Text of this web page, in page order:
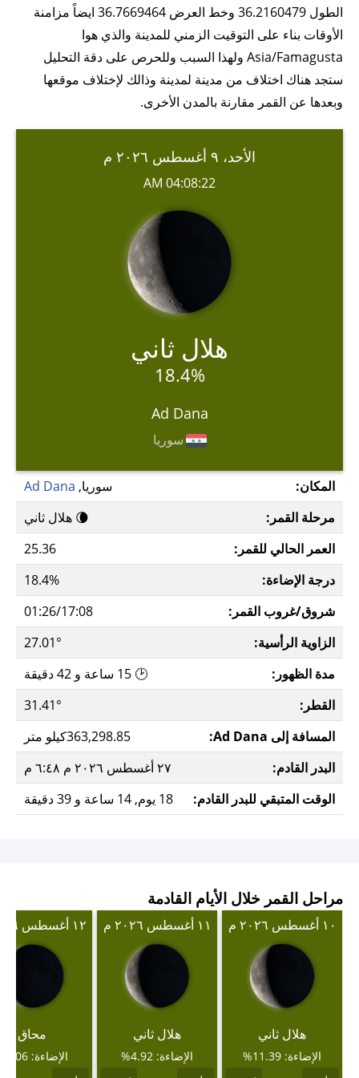
الطول 36.2160479 وخط العرض 36.7669464 ايضاً مزامنة
الأوقات بناء على التوقيت الزمني للمدينة والذي هوا
Asia/Famagusta ولهذا السبب وللحرص على دقة التحليل
ستجد هناك اختلاف من مدينة لمدينة وذالك لإختلاف موقعها
وبعدها عن القمر مقارنة بالمدن الأخرى.
الأحد، ٩ أغسطس ٢٠٢٦ م
04:08:22 AM
هلال ثاني
18.4%
Ad Dana
سوريا
المكان: سوريا, Ad Dana
مرحلة القمر:
🌘 هلال ثاني
العمر الحالي للقمر:
25.36
درجة الإضاءة:
18.4%
شروق/غروب القمر:
01:26/17:08
الزاوية الرأسية:
27.01°
مدة الظهور:
🕑 15 ساعة و 42 دقيقة
القطر:
31.41°
المسافة إلى Ad Dana:
363,298.85كيلو متر
البدر القادم:
٢٧ أغسطس ٢٠٢٦ م ٦:٤٨ م
الوقت المتبقي للبدر القادم:
18 يوم, 14 ساعة و 39 دقيقة
مراحل القمر خلال الأيام القادمة
١٠ أغسطس ٢٠٢٦ م
هلال ثاني
الإضاءة: 11.39%
١١ أغسطس ٢٠٢٦ م
هلال ثاني
الإضاءة: 4.92%
١٢ أغسطس ٢٠٢٦ م
محاق
الإضاءة: 1.06%